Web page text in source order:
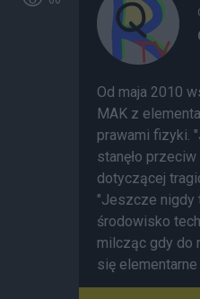
Od maja 2010
MAK z
prawami fizyki.
stanęło
dotyczącej
"Jeszcze nigdy
środowisko
milcząc gdy do
się